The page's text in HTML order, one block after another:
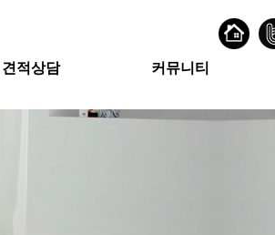
견적상담 커뮤니티